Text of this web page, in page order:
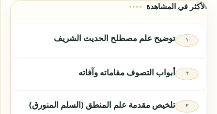
الأكثر في المشاهدة
توضيح علم مصطلح الحديث الشريف
أبواب التصوف مقاماته وآفاته
تلخيص مقدمة علم المنطق (السلم المنورق)